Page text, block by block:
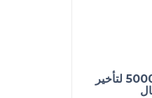
بخاخ سوبر فيجا 50000 لتأخير